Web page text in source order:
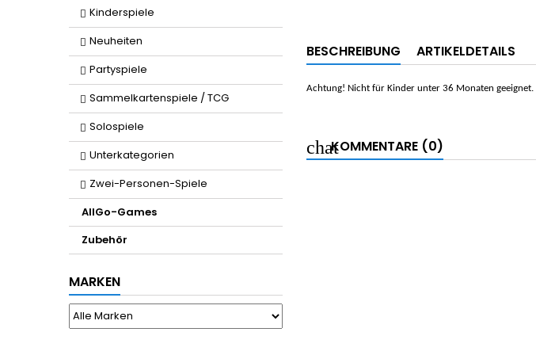
Kinderspiele
Neuheiten
Partyspiele
Sammelkartenspiele / TCG
Solospiele
Unterkategorien
Zwei-Personen-Spiele
AllGo-Games
Zubehör
MARKEN
BESCHREIBUNG ARTIKELDETAILS
Achtung! Nicht für Kinder unter 36 Monaten geeignet.
KOMMENTARE (0)